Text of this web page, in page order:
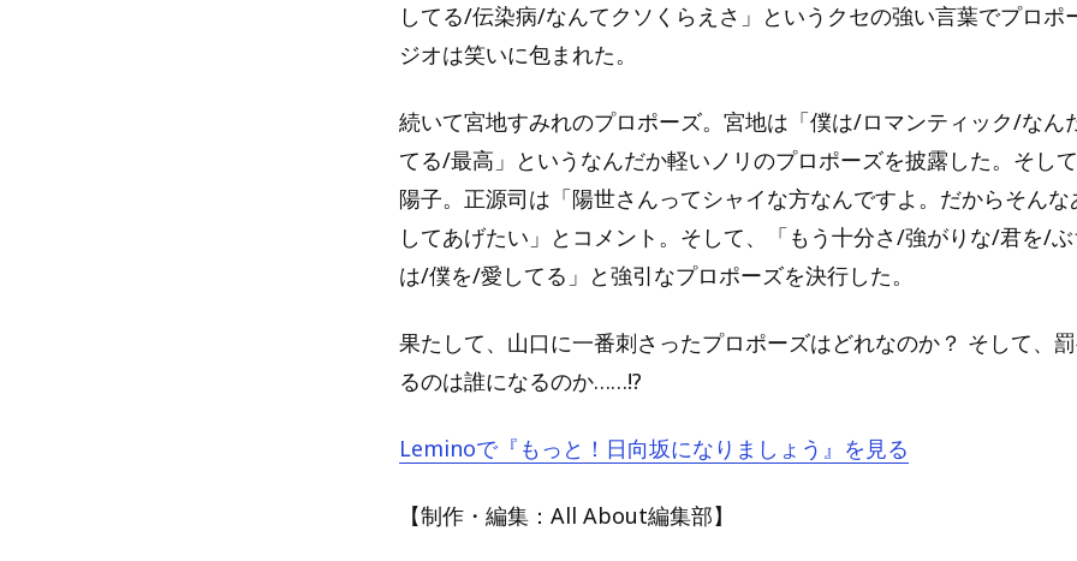
してる/伝染病/なんてクソくらえさ」というクセの強い言葉でプロポ
ジオは笑いに包まれた。
続いて宮地すみれのプロポーズ。宮地は「僕は/ロマンティック/なん
てる/最高」というなんだか軽いノリのプロポーズを披露した。そし
陽子。正源司は「陽世さんってシャイな方なんですよ。だからそんな
してあげたい」とコメント。そして、「もう十分さ/強がりな/君を/
は/僕を/愛してる」と強引なプロポーズを決行した。
果たして、山口に一番刺さったプロポーズはどれなのか？ そして、
るのは誰になるのか……!?
Leminoで『もっと！日向坂になりましょう』を見る
【制作・編集：All About編集部】